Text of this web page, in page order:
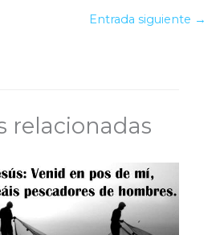
Entrada siguiente →
relacionadas